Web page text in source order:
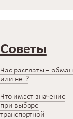
Советы
Час расплаты – обман
или нет?
Что имеет значение
при выборе
транспортной